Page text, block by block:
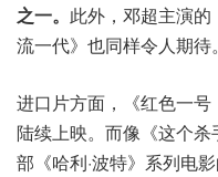
之一。 此外，邓超主演
流一代》也同样令人期待。
进口片方面，《红色一
陆续上映。而像《这个
部《哈利·波特》系列电